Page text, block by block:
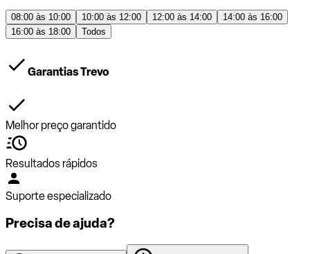
08:00 às 10:00 10:00 às 12:00 12:00 às 14:00
14:00 às 16:00
16:00 às 18:00
Todos
Garantias Trevo
Melhor preço garantido
Resultados rápidos
Suporte especializado
Precisa de ajuda?